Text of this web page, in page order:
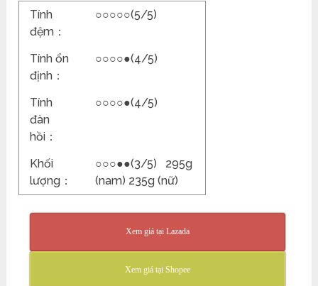
Tính
đệm：
○○○○○(5/5)
Tính ổn
định：
○○○○●(4/5)
Tính
đàn
hồi：
○○○○●(4/5)
Khối
lượng：
○○○●●(3/5) 295g
(nam) 235g (nữ)
Xem giá tại Lazada
Xem giá tại Shopee